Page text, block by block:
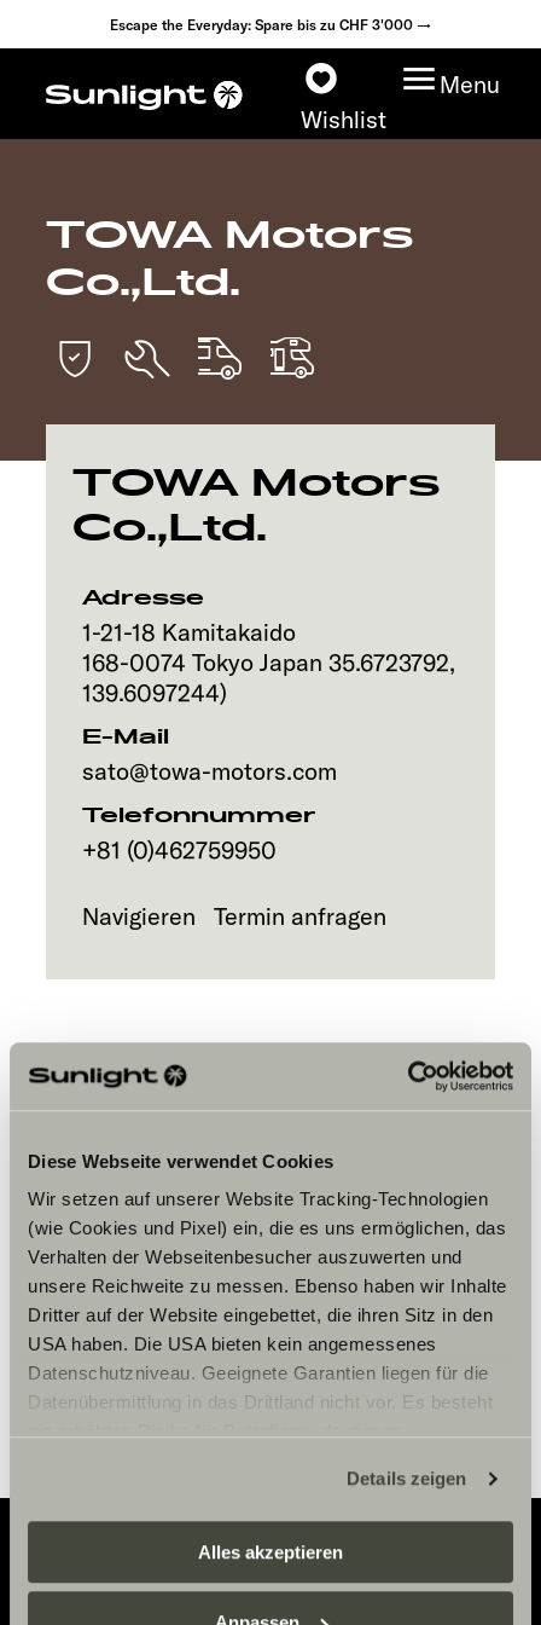
Diese Webseite verwendet Cookies
Wir setzen auf unserer Website Tracking-Technologien
(wie Cookies und Pixel) ein, die es uns ermöglichen, das
Verhalten der Webseitenbesucher auszuwerten und
unsere Reichweite zu messen. Ebenso haben wir Inhalte
Dritter auf der Website eingebettet, die ihren Sitz in den
USA haben. Die USA bieten kein angemessenes
Datenschutzniveau. Geeignete Garantien liegen für die
Datenübermittlung in das Drittland nicht vor. Es besteht
zustehen. Eingesetzte Dienstleister können Daten für
eigene Zwecke verarbeiten und mit anderen Daten
zusammenführen. Weitere Informationen finden Sie hier:
Datenschutzerklärung
Details zeigen
Alles akzeptieren
Escape the Everyday: Spare bis zu CHF 3'000 →
Wishlist
Menu
Modelle
Fahrzeugfinder
Explore
TOWA Motors
Co.,Ltd.
TOWA Motors
Co.,Ltd.
Adresse
1-21-18 Kamitakaido
168-0074 Tokyo Japan 35.6723792,
139.6097244)
E-Mail
sato@towa-motors.com
Telefonnummer
+81 (0)462759950
Navigieren Termin anfragen
Bitte akzeptiere die Marketing-
Cookies, um die Inhalte zu sehen.
Cookie-Einstellungen
Adventure